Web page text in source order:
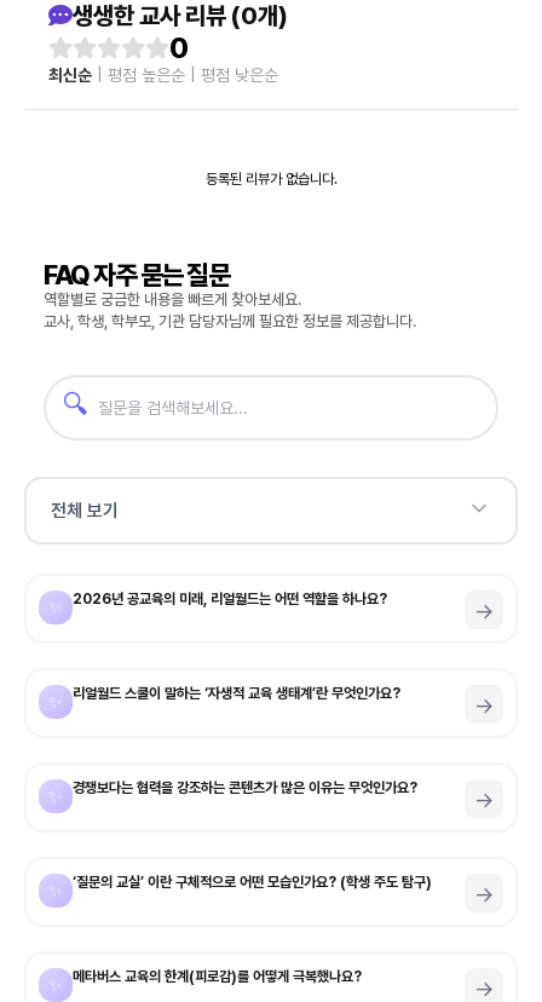
생생한 교사 리뷰 (0개)
0
최신순 평점 높은순 평점 낮은순
등록된 리뷰가 없습니다.
FAQ 자주 묻는 질문
역할별로 궁금한 내용을 빠르게 찾아보세요.
교사, 학생, 학부모, 기관 담당자님께 필요한 정보를 제공합니다.
🔍
전체 보기
✨ 2026년 공교육의 미래, 리얼월드는 어떤 역할을 하나요? →
✨ 리얼월드 스쿨이 말하는 ‘자생적 교육 생태계’란 무엇인가요? →
✨ 경쟁보다는 협력을 강조하는 콘텐츠가 많은 이유는 무엇인가요? →
✨ ‘질문의 교실’ 이란 구체적으로 어떤 모습인가요? (학생 주도 탐구) →
✨ 메타버스 교육의 한계(피로감)를 어떻게 극복했나요? →